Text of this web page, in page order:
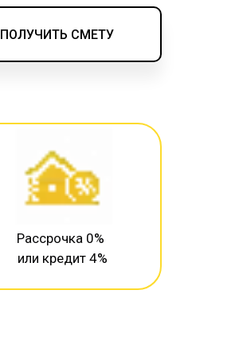
ПОЛУЧИТЬ СМЕТУ
Рассрочка 0%
или кредит 4%